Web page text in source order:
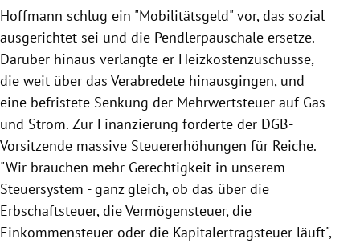
Hoffmann schlug ein "Mobilitätsgeld" vor, das sozial
ausgerichtet sei und die Pendlerpauschale ersetze.
Darüber hinaus verlangte er Heizkostenzuschüsse,
die weit über das Verabredete hinausgingen, und
eine befristete Senkung der Mehrwertsteuer auf Gas
und Strom. Zur Finanzierung forderte der DGB-
Vorsitzende massive Steuererhöhungen für Reiche.
"Wir brauchen mehr Gerechtigkeit in unserem
Steuersystem - ganz gleich, ob das über die
Erbschaftsteuer, die Vermögensteuer, die
Einkommensteuer oder die Kapitalertragsteuer läuft",